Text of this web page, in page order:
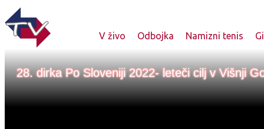
V živo Odbojka Namizni tenis
28. dirka Po Sloveniji 2022- leteči cilj v Višnji